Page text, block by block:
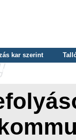
kar szerint
szerint